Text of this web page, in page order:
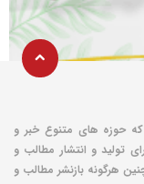
که حوزه های متنوع خبر و
تولید و انتشار مطالب و
هرگونه بازنشر مطالب و